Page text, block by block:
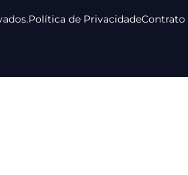
Política de PrivacidadeContrato